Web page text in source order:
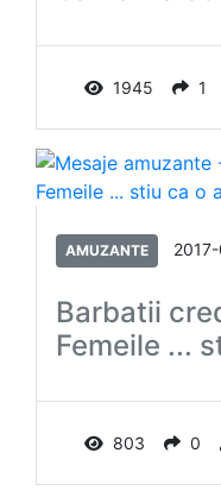
1945 1
AMUZANTE
Barbatii
Femeile ...
803 0